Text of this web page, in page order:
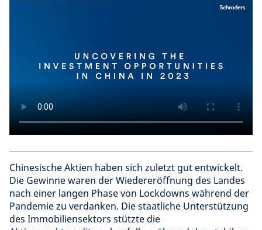
Chinesische Aktien haben sich zuletzt gut entwickelt.
Die Gewinne waren der Wiedereröffnung des Landes
nach einer langen Phase von Lockdowns während der
Pandemie zu verdanken. Die staatliche Unterstützung
des Immobiliensektors stützte die